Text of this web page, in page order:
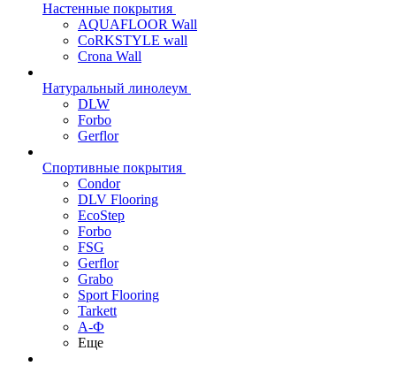
Настенные покрытия
AQUAFLOOR Wall
CoRKSTYLE wall
Crona Wall
Натуральный линолеум
DLW
Forbo
Gerflor
Спортивные покрытия
Condor
DLV Flooring
EcoStep
Forbo
FSG
Gerflor
Grabo
Sport Flooring
Tarkett
А-Ф
Еще